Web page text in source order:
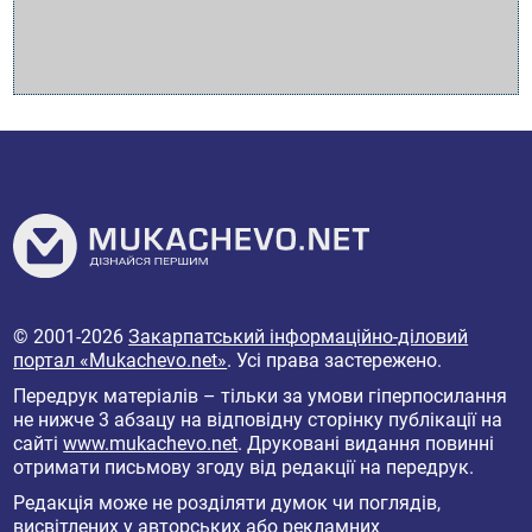
© 2001-2026Закарпатський інформаційно-діловий
портал «Mukachevo.net». Усі права застережено.
Передрук матеріалів – тільки за умови гіперпосилання
не нижче 3 абзацу на відповідну сторінку публікації на
сайтіwww.mukachevo.net. Друковані видання повинні
отримати письмову згоду від редакції на передрук.
Редакція може не розділяти думок чи поглядів,
висвітлених у авторських або рекламних